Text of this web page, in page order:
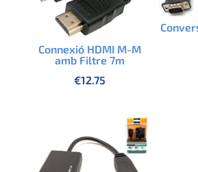
Connexió HDMI M-M
amb Filtre 7m
€12.75